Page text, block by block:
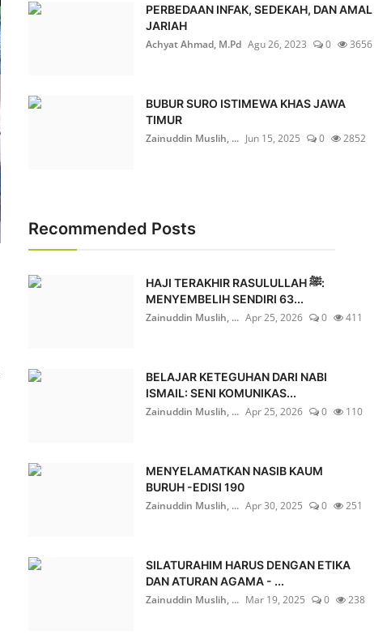
PERBEDAAN INFAK, SEDEKAH, DAN AMAL
JARIAH
Achyat Ahmad, M.Pd Agu 26, 2023 0 3656
BUBUR SURO ISTIMEWA KHAS JAWA
TIMUR
Zainuddin Muslih, ... Jun 15, 2025 0 2852
Recommended Posts
HAJI TERAKHIR RASULULLAH ﷺ:
MENYEMBELIH SENDIRI 63...
Zainuddin Muslih, ... Apr 25, 2026 0 411
BELAJAR KETEGUHAN DARI NABI
ISMAIL: SENI KOMUNIKAS...
Zainuddin Muslih, ... Apr 25, 2026 0 110
MENYELAMATKAN NASIB KAUM
BURUH -EDISI 190
Zainuddin Muslih, ... Apr 30, 2025 0 251
SILATURAHIM HARUS DENGAN ETIKA
DAN ATURAN AGAMA - ...
Zainuddin Muslih, ... Mar 19, 2025 0 238